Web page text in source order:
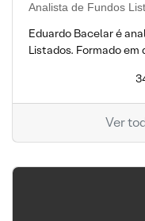
Analista de Fundos
Eduardo Bacelar é
Listados. Formado em
Ver